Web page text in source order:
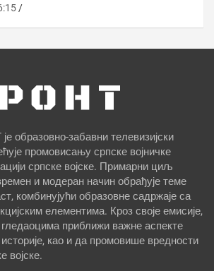
образовно-забавни телевизијски
промовисању српске војничке
српске војске. Примарни циљ
и модеран начин обрађује теме
комбинујући образовне садржаје са
елементима. Кроз своје емисије,
приближи важне аспекте
историје, као и да промовише вредности
војске.